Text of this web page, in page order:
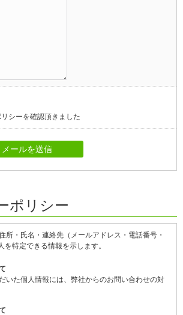
シーを確認頂きました
ポリシー
所・氏名・連絡先（メールアドレス・電話番号・
を特定できる情報を示します。
いた個人情報には、弊社からのお問い合わせの対